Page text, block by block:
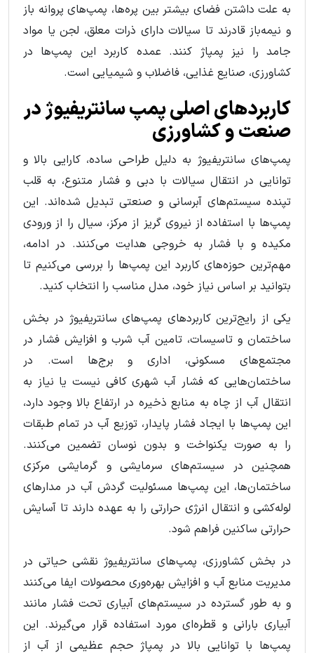
به علت داشتن فضای بیشتر بین پره‌ها، پمپ‌های پروانه باز
و نیمه‌باز قادرند تا سیالات دارای ذرات معلق، لجن یا مواد
جامد را نیز پمپاژ کنند. عمده کاربرد این پمپ‌ها در
کشاورزی، صنایع غذایی، فاضلاب و شیمیایی است.
کاربردهای اصلی پمپ سانتریفیوژ در
صنعت و کشاورزی
پمپ‌های سانتریفیوژ به دلیل طراحی ساده، کارایی بالا و
توانایی در انتقال سیالات با دبی و فشار متنوع، به قلب
تپنده سیستم‌های آبرسانی و صنعتی تبدیل شده‌اند. این
پمپ‌ها با استفاده از نیروی گریز از مرکز، سیال را از ورودی
مکیده و با فشار به خروجی هدایت می‌کنند. در ادامه،
مهم‌ترین حوزه‌های کاربرد این پمپ‌ها را بررسی می‌کنیم تا
بتوانید بر اساس نیاز خود، مدل مناسب را انتخاب کنید.
یکی از رایج‌ترین کاربردهای پمپ‌های سانتریفیوژ در بخش
ساختمان و تاسیسات، تامین آب شرب و افزایش فشار در
مجتمع‌های مسکونی، اداری و برج‌ها است. در
ساختمان‌هایی که فشار آب شهری کافی نیست یا نیاز به
انتقال آب از چاه به منابع ذخیره در ارتفاع بالا وجود دارد،
این پمپ‌ها با ایجاد فشار پایدار، توزیع آب در تمام طبقات
را به صورت یکنواخت و بدون نوسان تضمین می‌کنند.
همچنین در سیستم‌های سرمایشی و گرمایشی مرکزی
ساختمان‌ها، این پمپ‌ها مسئولیت گردش آب در مدارهای
لوله‌کشی و انتقال انرژی حرارتی را به عهده دارند تا آسایش
حرارتی ساکنین فراهم شود.
در بخش کشاورزی، پمپ‌های سانتریفیوژ نقشی حیاتی در
مدیریت منابع آب و افزایش بهره‌وری محصولات ایفا می‌کنند
و به طور گسترده در سیستم‌های آبیاری تحت فشار مانند
آبیاری بارانی و قطره‌ای مورد استفاده قرار می‌گیرند. این
پمپ‌ها با توانایی بالا در پمپاژ حجم عظیمی از آب از